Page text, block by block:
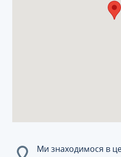
Ми знаходимося в